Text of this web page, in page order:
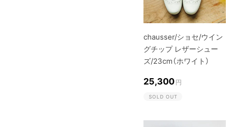
chausser/ショセ/ウイン
グチップ レザーシュー
ズ/23cm（ホワイト）
25,300円
SOLD OUT